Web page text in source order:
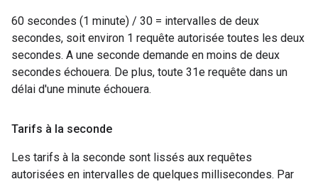
60 secondes (1 minute) / 30 = intervalles de deux
secondes, soit environ 1 requête autorisée toutes les deux
secondes. A une seconde demande en moins de deux
secondes échouera. De plus, toute 31e requête dans un
délai d'une minute échouera.
Tarifs à la seconde
Les tarifs à la seconde sont lissés aux requêtes
autorisées en intervalles de quelques millisecondes. Par